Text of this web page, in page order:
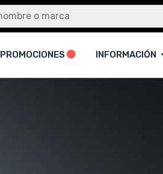
PROMOCIONES INFORMACIÓN